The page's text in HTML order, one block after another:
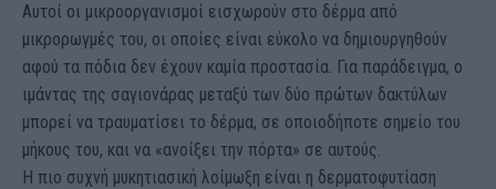
Αυτοί οι μικροοργανισμοί εισχωρούν στο δέρμα από
μικρορωγμές του, οι οποίες είναι εύκολο να δημιουργηθούν
αφού τα πόδια δεν έχουν καμία προστασία. Για παράδειγμα, ο
ιμάντας της σαγιονάρας μεταξύ των δύο πρώτων δακτύλων
μπορεί να τραυματίσει το δέρμα, σε οποιοδήποτε σημείο του
μήκους του, και να «ανοίξει την πόρτα» σε αυτούς.
Η πιο συχνή μυκητιασική λοίμωξη είναι η δερματοφυτίαση